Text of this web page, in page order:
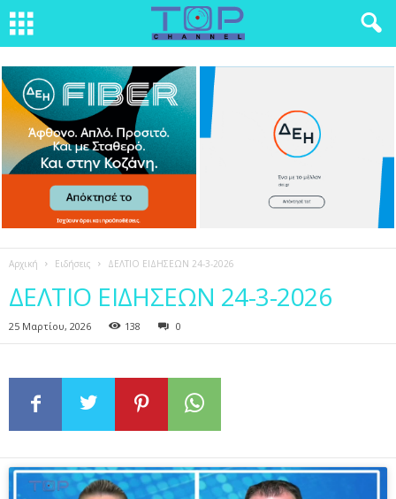
Αρχική Ειδήσεις ΔΕΛΤΙΟ ΕΙΔΗΣΕΩΝ 24-3-2026
ΔΕΛΤΙΟ ΕΙΔΗΣΕΩΝ 24-3-2026
25 Μαρτίου, 2026 138 0